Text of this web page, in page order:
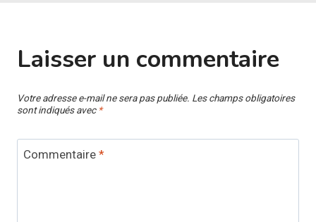
Laisser un commentaire
Votre adresse e-mail ne sera pas publiée. Les champs obligatoires
sont indiqués avec *
Commentaire *